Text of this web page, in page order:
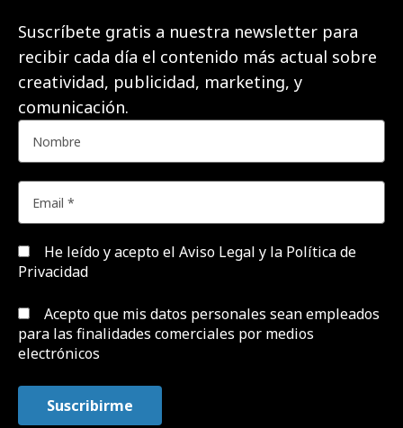
Suscríbete gratis a nuestra newsletter para
recibir cada día el contenido más actual sobre
creatividad, publicidad, marketing, y
comunicación.
He leído y acepto el Aviso Legal y la Política de
Privacidad
Acepto que mis datos personales sean empleados
para las finalidades comerciales por medios
electrónicos